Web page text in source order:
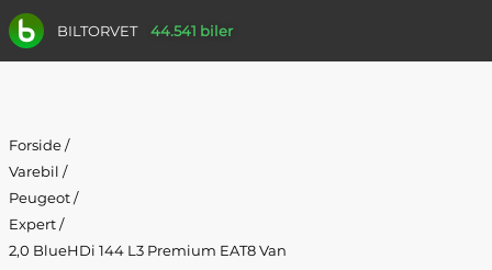
BILTORVET 44.541 biler
Forside/
Varebil /
Peugeot/
Expert/
2,0 BlueHDi 144 L3 Premium EAT8 Van